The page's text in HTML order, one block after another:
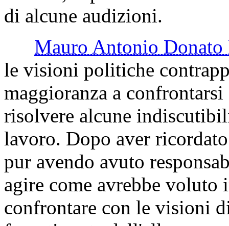
di alcune audizioni.
Mauro Antonio
le visioni politiche
maggioranza a
risolvere alcune
lavoro. Dopo aver
pur avendo avuto
agire come avrebbe voluto
confrontare con le visioni